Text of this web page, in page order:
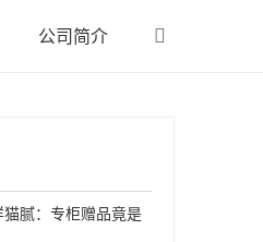
公司简介
腻：专柜赠品竟是